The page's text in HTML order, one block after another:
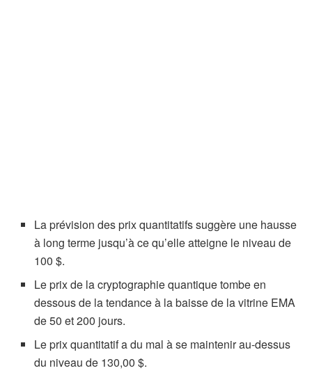
La prévision des prix quantitatifs suggère une hausse
à long terme jusqu’à ce qu’elle atteigne le niveau de
100 $.
Le prix de la cryptographie quantique tombe en
dessous de la tendance à la baisse de la vitrine EMA
de 50 et 200 jours.
Le prix quantitatif a du mal à se maintenir au-dessus
du niveau de 130,00 $.